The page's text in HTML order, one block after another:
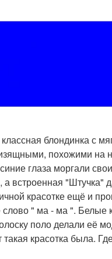
блондинка с
похожими на
глаза моргали
а встроенная "Штучка"
красотке ещё и
слово " ма - ма ". Белые
поло делали её
красотка была.